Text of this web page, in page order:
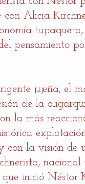
con Alicia
pensamiento
jujeña, el
de la
la más
con la visión
inició Néstor